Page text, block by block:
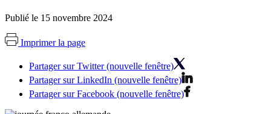
Publié le 15 novembre 2024
Imprimer la page
Partager sur Twitter (nouvelle fenêtre)
Partager sur LinkedIn (nouvelle fenêtre)
Partager sur Facebook (nouvelle fenêtre)